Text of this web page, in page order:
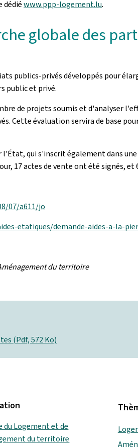
dédiéwww.ppp-logement.lu.
globale des
publics-privés développés pour
public et privé.
de projets soumis et d'analyser
Cette évaluation servira de base
l'État, qui s'inscrit également dans
17 actes de vente ont été signés,
07/a611/jo
etatiques/demande-aides-a-la-
du territoire
(Pdf, 572 Ko)
du Logement et de
du territoire